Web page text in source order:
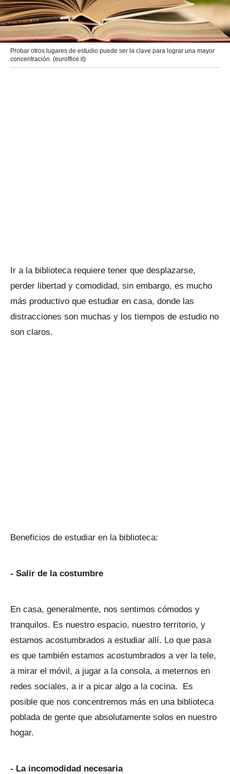
Probar otros lugares de estudio puede ser la clave para lograr una mayor
concentración. (euroffice.it)
Ir a la biblioteca requiere tener que desplazarse,
perder libertad y comodidad, sin embargo, es mucho
más productivo que estudiar en casa, donde las
distracciones son muchas y los tiempos de estudio no
son claros.
Beneficios de estudiar en la biblioteca:
- Salir de la costumbre
En casa, generalmente, nos sentimos cómodos y
tranquilos. Es nuestro espacio, nuestro territorio, y
estamos acostumbrados a estudiar allí. Lo que pasa
es que también estamos acostumbrados a ver la tele,
a mirar el móvil, a jugar a la consola, a meternos en
redes sociales, a ir a picar algo a la cocina. Es
posible que nos concentremos más en una biblioteca
poblada de gente que absolutamente solos en nuestro
hogar.
- La incomodidad necesaria